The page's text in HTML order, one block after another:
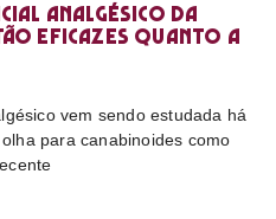
analgésico da
eficazes quanto a
vem sendo estudada há
para canabinoides como